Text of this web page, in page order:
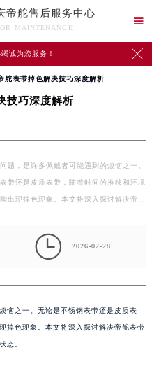
帝舵售后服务中心
MAINTENANCE

诚为您服务！ 
舵表带掉色解决技巧深度解析
技巧深度解析
题，是许多佩戴者可能遇到的烦恼之一。
带还是皮质表带，随着时间的推移和环境
出现掉色现象。本文将深入探讨解决帝…
 2026-02-28
恼之一。无论是不锈钢表带还是皮质表
掉色现象。本文将深入探讨解决帝舵表带
态。